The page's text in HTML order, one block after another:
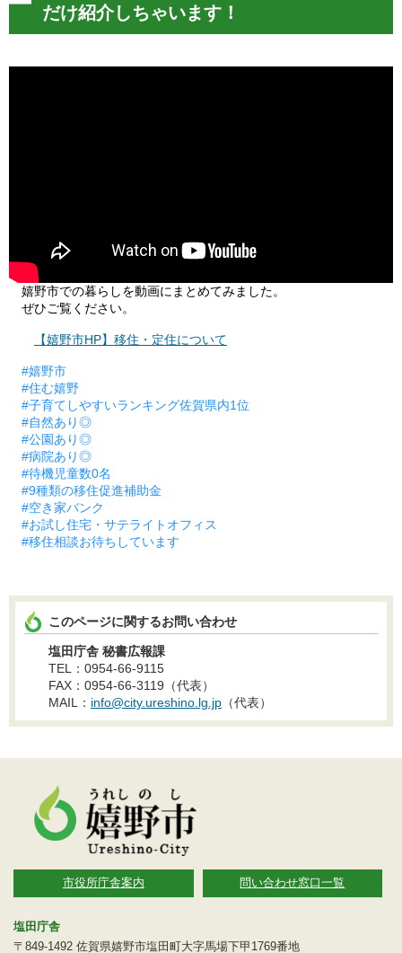
だけ紹介しちゃいます！
嬉野市での暮らしを動画にまとめてみました。
ぜひご覧ください。
【嬉野市HP】移住・定住について
#嬉野市
#住む嬉野
#子育てしやすいランキング佐賀県内1位
#自然あり◎
#公園あり◎
#病院あり◎
#待機児童数0名
#9種類の移住促進補助金
#空き家バンク
#お試し住宅・サテライトオフィス
#移住相談お待ちしています
このページに関するお問い合わせ
塩田庁舎 秘書広報課
TEL：0954-66-9115
FAX：0954-66-3119（代表）
MAIL： info@city.ureshino.lg.jp （代表）
市役所庁舎案内 問い合わせ窓口一覧
塩田庁舎
〒849-1492 佐賀県嬉野市塩田町大字馬場下甲1769番地